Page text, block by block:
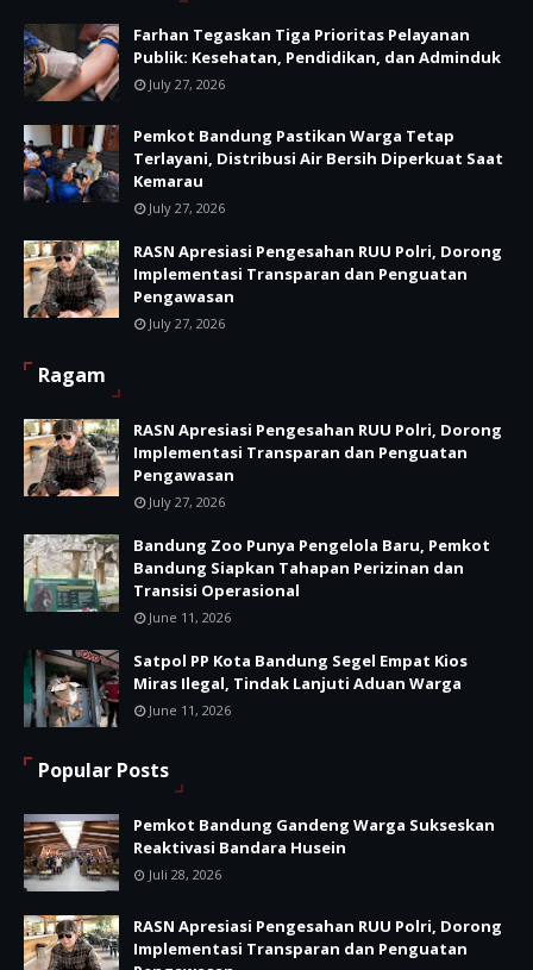
Farhan Tegaskan Tiga Prioritas Pelayanan
Publik: Kesehatan, Pendidikan, dan Adminduk
July 27, 2026
Pemkot Bandung Pastikan Warga Tetap
Terlayani, Distribusi Air Bersih Diperkuat Saat
Kemarau
July 27, 2026
RASN Apresiasi Pengesahan RUU Polri, Dorong
Implementasi Transparan dan Penguatan
Pengawasan
July 27, 2026
Ragam
RASN Apresiasi Pengesahan RUU Polri, Dorong
Implementasi Transparan dan Penguatan
Pengawasan
July 27, 2026
Bandung Zoo Punya Pengelola Baru, Pemkot
Bandung Siapkan Tahapan Perizinan dan
Transisi Operasional
June 11, 2026
Satpol PP Kota Bandung Segel Empat Kios
Miras Ilegal, Tindak Lanjuti Aduan Warga
June 11, 2026
Popular Posts
Pemkot Bandung Gandeng Warga Sukseskan
Reaktivasi Bandara Husein
Juli 28, 2026
RASN Apresiasi Pengesahan RUU Polri, Dorong
Implementasi Transparan dan Penguatan